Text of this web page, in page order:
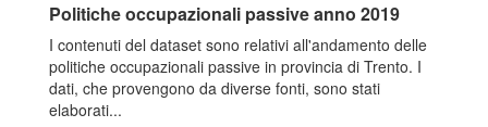
Politiche occupazionali passive anno 2019
I contenuti del dataset sono relativi all'andamento delle
politiche occupazionali passive in provincia di Trento. I
dati, che provengono da diverse fonti, sono stati
elaborati...